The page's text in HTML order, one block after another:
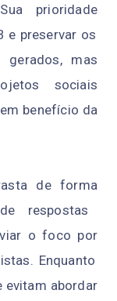
Sua prioridade
e preservar os
gerados, mas
sociais
benefício da
de forma
de respostas
ofoco por
Enquanto
evitam abordar